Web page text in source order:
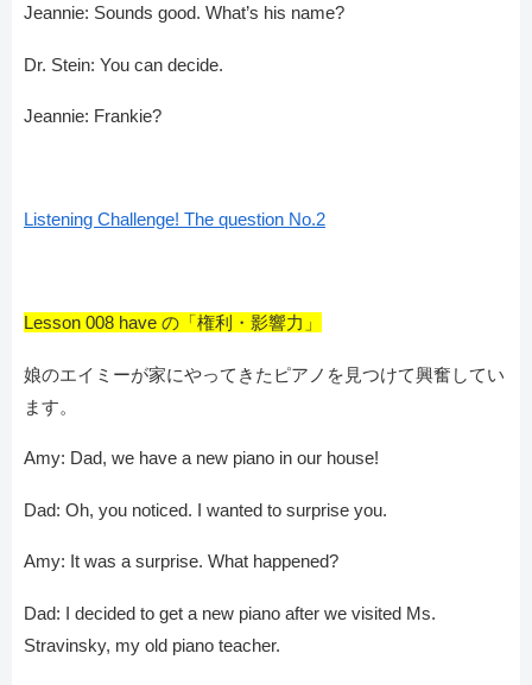
Jeannie: Sounds good. What’s his name?
Dr. Stein: You can decide.
Jeannie: Frankie?
Listening Challenge! The question No.2
Lesson 008 have の「権利・影響力」
娘のエイミーが家にやってきたピアノを見つけて興奮してい
ます。
Amy: Dad, we have a new piano in our house!
Dad: Oh, you noticed. I wanted to surprise you.
Amy: It was a surprise. What happened?
Dad: I decided to get a new piano after we visited Ms.
Stravinsky, my old piano teacher.